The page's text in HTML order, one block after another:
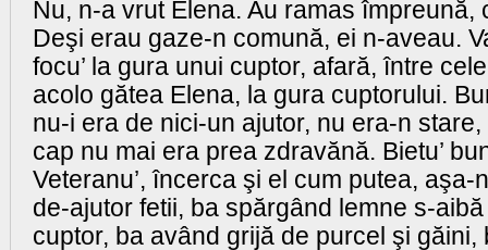
Nu, n-a vrut Elena. Au ramas împreună,
Deşi erau gaze-n comună, ei n-aveau.
focu’ la gura unui cuptor, afară, între
acolo gătea Elena, la gura cuptorului.
nu-i era de nici-un ajutor, nu era-n
cap nu mai era prea zdravănă. Bietu’
Veteranu’, încerca şi el cum putea, aşa-
de-ajutor fetii, ba spărgând lemne s-
cuptor, ba având grijă de purcel şi găini,